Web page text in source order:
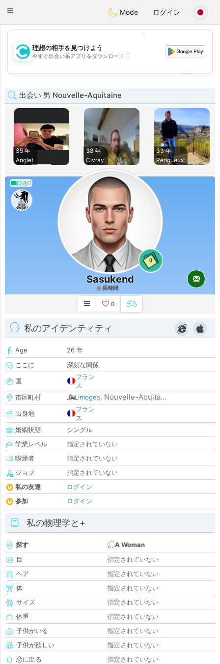
olombiaCitas
Toggle
Mode ログイン
💖
💕
理想の相手を見つけよう
今すぐ出会い系アプリをダウンロード！
出会い 男 Nouvelle-Aquitaine
35 年
Anglet
38 年
Civray
33 年
Périgueux
0.8/1
0
Sasukend
長時間
0
私のアイデンティティ
Age
26 年
ここに
深刻な関係
国
フラン
ス
市区町村
Limoges, Nouvelle-Aquita...
出身地
フラン
ス
婚姻状態
シングル
学業レベル
指定されていない
喫煙者
指定されていない
ジョブ
指定されていない
私の友達
ログイン
参加
ログイン
私の物理学と+
探す
A Woman
目
指定されていない
ヘア
指定されていない
体
指定されていない
サイズ
指定されていない
体重
指定されていない
子供がいる
指定されていない
子供が欲しい
指定されていない
恋に出る
指定されていない